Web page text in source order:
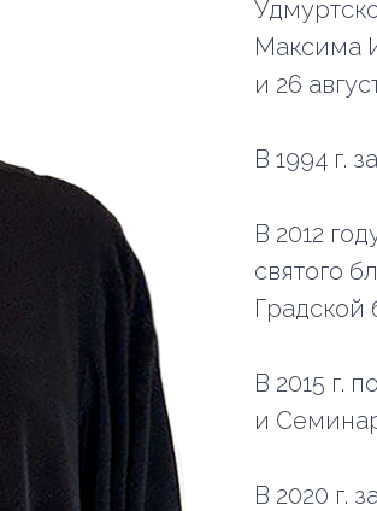
Максима
и 26
В 1994 г.
В 2012
святого
Градской
В 2015 г.
и
В 2020 г.